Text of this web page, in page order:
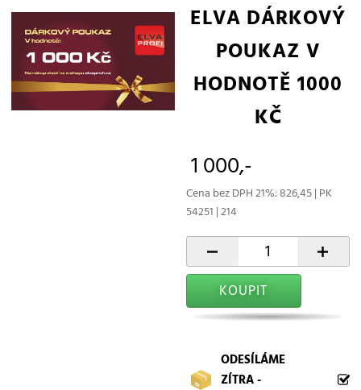
ELVA DÁRKOVÝ
POUKAZ V
HODNOTĚ 1000
KČ
1 000,-
Cena bez DPH 21%: 826,45 | PK
54251 | 214
- +
KOUPIT
ODESÍLÁME
ZÍTRA -